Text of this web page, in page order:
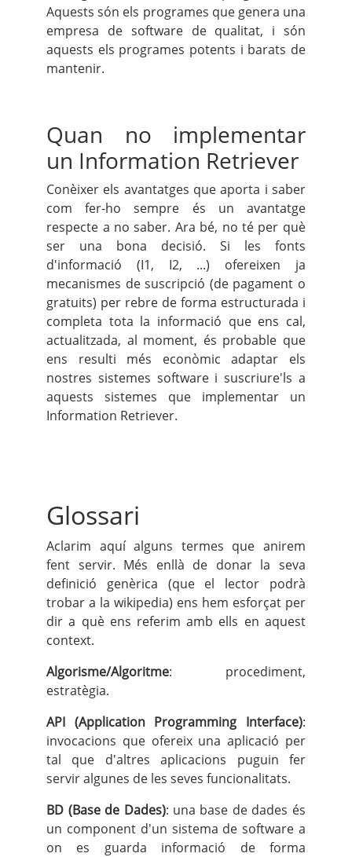
Aquests són els programes que genera una
empresa de software de qualitat, i són
aquests els programes potents i barats de
mantenir.
Quan no implementar
un Information Retriever
Conèixer els avantatges que aporta i saber
com fer-ho sempre és un avantatge
respecte a no saber. Ara bé, no té per què
ser una bona decisió. Si les fonts
d'informació (I1, I2, ...) ofereixen ja
mecanismes de suscripció (de pagament o
gratuits) per rebre de forma estructurada i
completa tota la informació que ens cal,
actualitzada, al moment, és probable que
ens resulti més econòmic adaptar els
nostres sistemes software i suscriure'ls a
aquests sistemes que implementar un
Information Retriever.
Glossari
Aclarim aquí alguns termes que anirem
fent servir. Més enllà de donar la seva
definició genèrica (que el lector podrà
trobar a la wikipedia) ens hem esforçat per
dir a què ens referim amb ells en aquest
context.
Algorisme/Algoritme: procediment,
estratègia.
API (Application Programming Interface):
invocacions que ofereix una aplicació per
tal que d'altres aplicacions puguin fer
servir algunes de les seves funcionalitats.
BD (Base de Dades): una base de dades és
un component d'un sistema de software a
on es guarda informació de forma